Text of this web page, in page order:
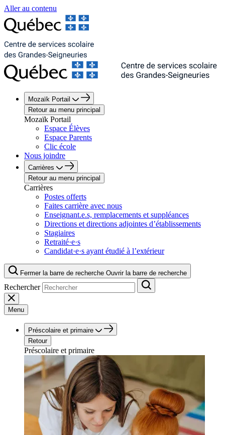
Aller au contenu
Mozaïk Portail
Retour au menu principal
Mozaïk Portail
Espace Élèves
Espace Parents
Clic école
Nous joindre
Carrières
Retour au menu principal
Carrières
Postes offerts
Faites carrière avec nous
Enseignant.e.s, remplacements et suppléances
Directions et directions adjointes d’établissements
Stagiaires
Retraité·e·s
Candidat·e·s ayant étudié à l’extérieur
Fermer la barre de recherche Ouvrir la barre de recherche
Rechercher
Menu
Préscolaire et primaire
Retour
Préscolaire et primaire